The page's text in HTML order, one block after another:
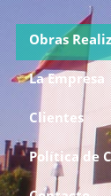
Obras
La Empresa
Clientes
Política de